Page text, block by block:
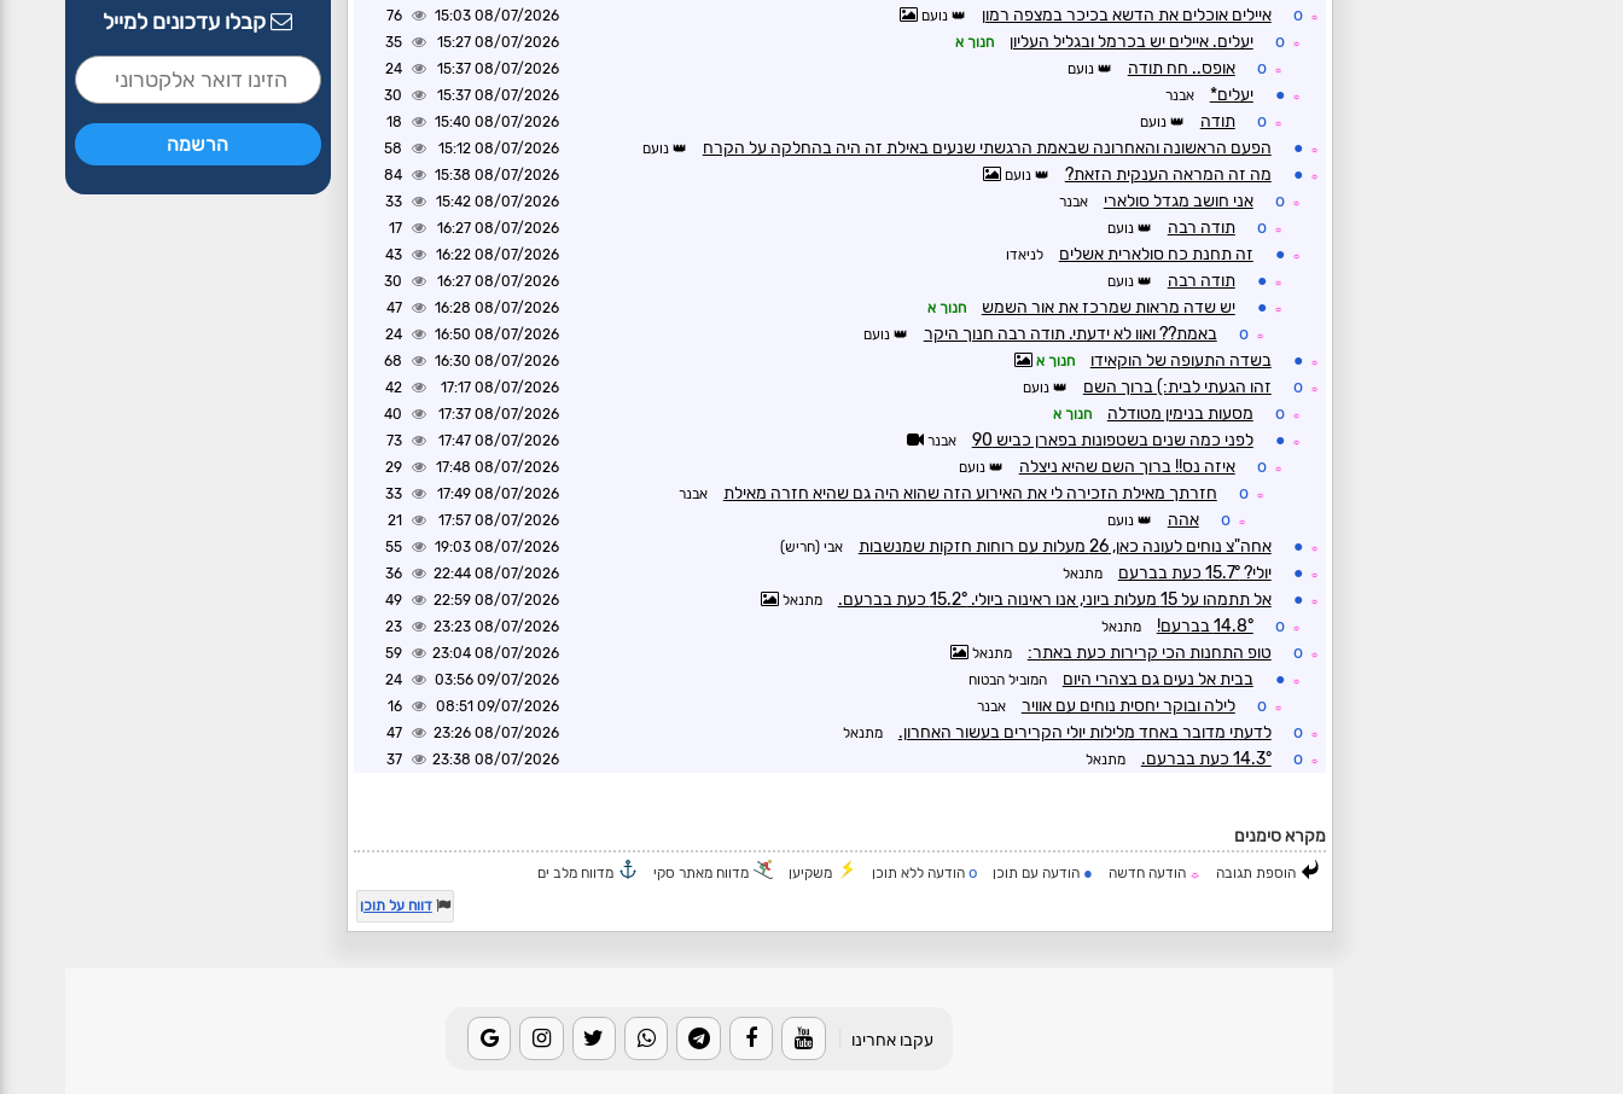
☼
o איילים אוכלים את הדשא בכיכר במצפה רמון נועם 08/07/2026 15:03
76
☼
o יעלים. איילים יש בכרמל ובגליל העליון חנוך א 08/07/2026 15:27
35
☼
o אופס.. חח תודה נועם 08/07/2026 15:37
24
☼
● יעלים* אבנר 08/07/2026 15:37
30
☼
o תודה נועם 08/07/2026 15:40
18
☼
● הפעם הראשונה והאחרונה שבאמת הרגשתי שנעים באילת זה היה בהחלקה על הקרח נועם 08/07/2026 15:12
58
☼
● מה זה המראה הענקית הזאת? נועם 08/07/2026 15:38
84
☼
o אני חושב מגדל סולארי אבנר 08/07/2026 15:42
33
☼
o תודה רבה נועם 08/07/2026 16:27
17
☼
● זה תחנת כח סולארית אשלים לניאדו 08/07/2026 16:22
43
☼
● תודה רבה נועם 08/07/2026 16:27
30
☼
● יש שדה מראות שמרכז את אור השמש חנוך א 08/07/2026 16:28
47
☼
o באמת?? ואוו לא ידעתי. תודה רבה חנוך היקר נועם 08/07/2026 16:50
24
☼
● בשדה התעופה של הוקאידו חנוך א 08/07/2026 16:30
68
☼
o זהו הגעתי לבית:) ברוך השם נועם 08/07/2026 17:17
42
☼
o מסעות בנימין מטודלה חנוך א 08/07/2026 17:37
40
☼
● לפני כמה שנים בשטפונות בפארן כביש 90 אבנר 08/07/2026 17:47
73
☼
o איזה נס!! ברוך השם שהיא ניצלה נועם 08/07/2026 17:48
29
☼
o חזרתך מאילת הזכירה לי את האירוע הזה שהוא היה גם שהיא חזרה מאילת אבנר 08/07/2026 17:49
33
☼
o אהה נועם 08/07/2026 17:57
21
☼
● אחה"צ נוחים לעונה כאן, 26 מעלות עם רוחות חזקות שמנשבות אבי (חריש) 08/07/2026 19:03
55
☼
● יולי? 15.7° כעת בברעם מתנאל 08/07/2026 22:44
36
☼
● אל תתמהו על 15 מעלות ביוני, אנו ראינוה ביולי. 15.2° כעת בברעם. מתנאל 08/07/2026 22:59
49
☼
o 14.8° בברעם! מתנאל 08/07/2026 23:23
23
☼
o טופ התחנות הכי קרירות כעת באתר: מתנאל 08/07/2026 23:04
59
☼
● בבית אל נעים גם בצהרי היום המוביל הבטוח 09/07/2026 03:56
24
☼
o לילה ובוקר יחסית נוחים עם אוויר אבנר 09/07/2026 08:51
16
☼
o לדעתי מדובר באחד מלילות יולי הקרירים בעשור האחרון. מתנאל 08/07/2026 23:26
47
☼
o 14.3° כעת בברעם. מתנאל 08/07/2026 23:38
37
מקרא סימנים
הוספת תגובה ☼ הודעה חדשה ● הודעה עם תוכן o הודעה ללא תוכן משקיען מדווח מאתר סקי
מדווח מלב ים
דווח על תוכן
קבלו עדכונים למייל
עקבו אחרינו